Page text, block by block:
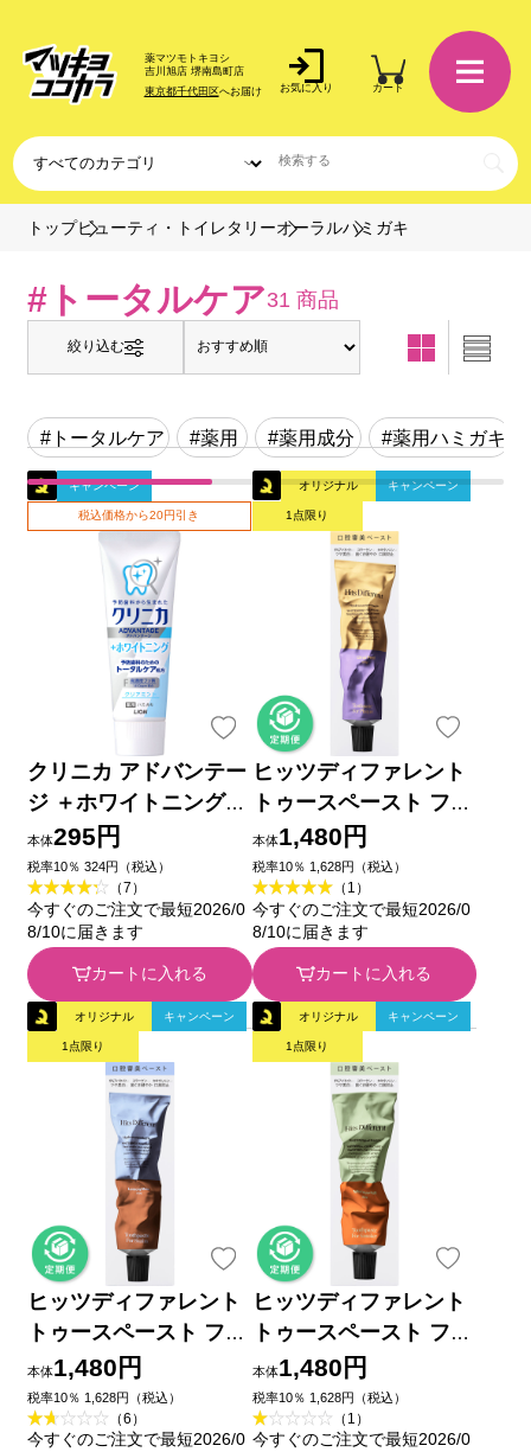
薬マツモトキヨシ
吉川旭店 堺南島町店
東京都千代田区へお届け お気に入り カート
トップビューティ・トイレタリーオーラルハミガキ
#トータルケア31 商品
絞り込む
#トータルケア #薬用 #薬用成分 #薬用ハミガキ
キャンペーン
税込価格から20円引き
クリニカ アドバンテー
ジ ＋ホワイトニング
ハミガキ クリアミント
歯磨き粉 １３０ｇ ラ
イオン (医薬部外品)
本体295円
税率10％ 324円（税込）
（7）
今すぐのご注文で最短2026/0
8/10に届きます
カートに入れる
オリジナル キャンペーン
1点限り
ヒッツディファレント
トゥースペースト フォ
ー プラーク １００ｇ
本体1,480円
税率10％ 1,628円（税込）
（1）
今すぐのご注文で最短2026/0
8/10に届きます
カートに入れる
オリジナル キャンペーン
1点限り
ヒッツディファレント
トゥースペースト フォ
ー ステイン １００ｇ
本体1,480円
税率10％ 1,628円（税込）
（6）
今すぐのご注文で最短2026/0
オリジナル キャンペーン
1点限り
ヒッツディファレント
トゥースペースト フォ
ー スモーカ １００ｇ
本体1,480円
税率10％ 1,628円（税込）
（1）
今すぐのご注文で最短2026/0